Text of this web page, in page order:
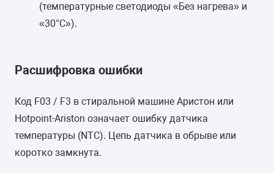
(температурные светодиоды «Без нагрева» и
«30°С»).
Расшифровка ошибки
Код F03 / F3 в стиральной машине Аристон или
Hotpoint-Ariston означает ошибку датчика
температуры (NTC). Цепь датчика в обрыве или
коротко замкнута.